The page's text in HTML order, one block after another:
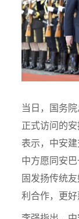
当日，国务
正式访问的
表示，中安
中方愿同安
固发扬传统
利合作，更好